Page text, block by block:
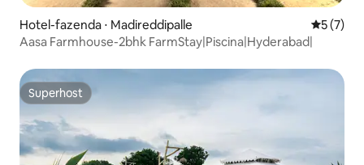
Hotel-fazenda ⋅ Madireddipalle 5 de
5 (7)
Aasa Farmhouse-2bhk FarmStay|Piscina|Hyderabad|
Superhost
Superhost